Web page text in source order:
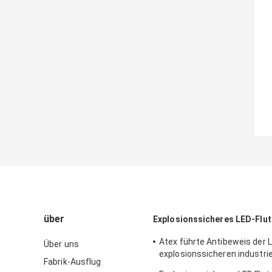
über
Über uns
Fabrik-Ausflug
Explosionssicheres LED-
Atex führte Antibeweis der
explosionssicheren